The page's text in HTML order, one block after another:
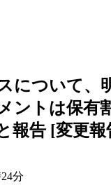
について、
ントは保有
報告 [変更報
分